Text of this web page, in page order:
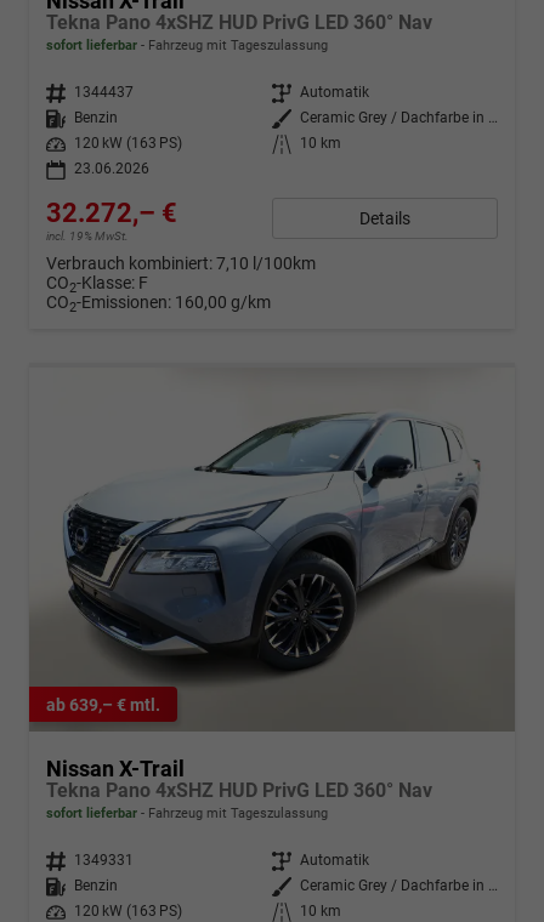
Tekna Pano 4xSHZ HUD PrivG LED 360° Nav
sofort lieferbar Fahrzeug mit Tageszulassung
Fahrzeugnr. 1344437 Getriebe Automatik
Kraftstoff
Benzin Außenfarbe
Ceramic Grey / Dachfarbe in Schw
Leistung
120 kW (163 PS) Kilometerstand
10 km
23.06.2026
32.272,– €
incl. 19% MwSt.
Details
Verbrauch kombiniert:7,10 l/100km
CO2-Klasse: F
CO2-Emissionen: 160,00 g/km
ab 639,– € mtl.
Nissan X-Trail
Tekna Pano 4xSHZ HUD PrivG LED 360° Nav
sofort lieferbar Fahrzeug mit Tageszulassung
Fahrzeugnr. 1349331 Getriebe Automatik
Kraftstoff
Benzin Außenfarbe
Ceramic Grey / Dachfarbe in Schw
Leistung
120 kW (163 PS) Kilometerstand
10 km